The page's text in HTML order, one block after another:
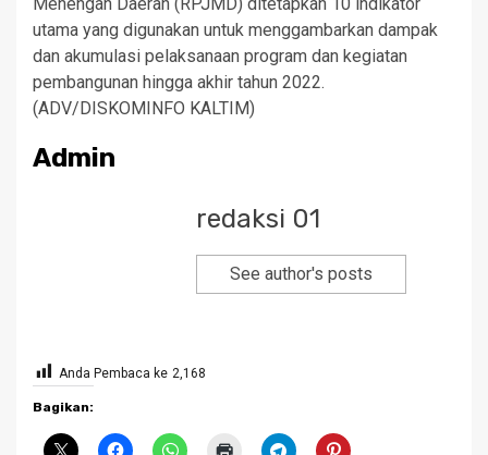
Menengah Daerah (RPJMD) ditetapkan 10 indikator
utama yang digunakan untuk menggambarkan dampak
dan akumulasi pelaksanaan program dan kegiatan
pembangunan hingga akhir tahun 2022.
(ADV/DISKOMINFO KALTIM)
Admin
redaksi 01
See author's posts
Anda Pembaca ke 2,168
Bagikan: